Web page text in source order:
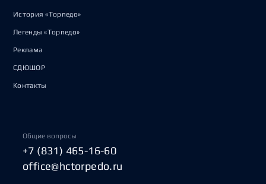
История «Торпедо»
Легенды «Торпедо»
Реклама
СДЮШОР
Контакты
Общие вопросы
+7 (831) 465-16-60
office@hctorpedo.ru